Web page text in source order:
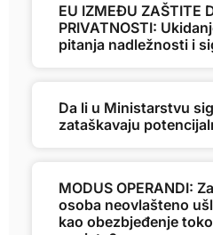
EU IZMEĐU ZAŠTITE
PRIVATNOSTI:
pitanja nadležnosti i
Da li u Ministarstvu
zataškavaju
MODUS OPERANDI:
osoba neovlašteno
kao obezbjeđenje